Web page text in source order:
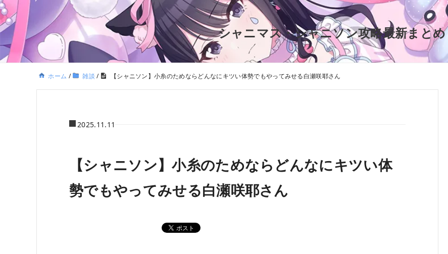
シャニマス・シャニソン攻略最新まとめ
ホーム / 雑談 / 【シャニソン】小糸のためならどんなにキツい体勢でもやってみせる白瀬咲耶さん
2025.11.11
【シャニソン】小糸のためならどんなにキツい体
勢でもやってみせる白瀬咲耶さん